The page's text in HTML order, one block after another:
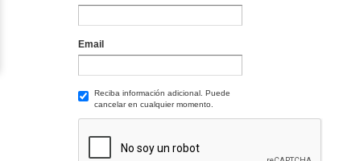
Email
Reciba información adicional. Puede
cancelar en cualquier momento.